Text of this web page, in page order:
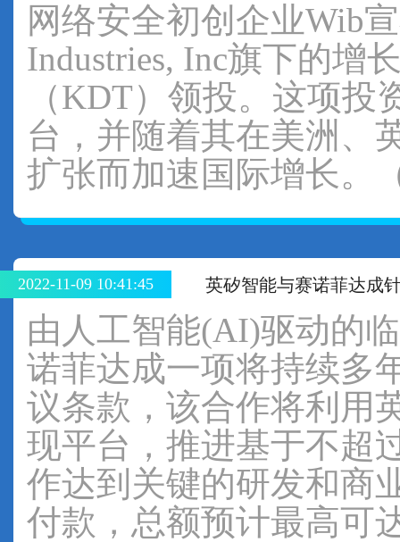
网络安全初创企业Wib
Industries, Inc旗下的增
（KDT）领投。这项
台，并随着其在美洲、
扩张而加速国际增长。
英矽智能与赛诺菲达成
由人工智能(AI)驱动的
诺菲达成一项将持续多
议条款，该合作将利用
现平台，推进基于不超
作达到关键的研发和商
付款，总额预计最高可
2022-11-09 10:41:45